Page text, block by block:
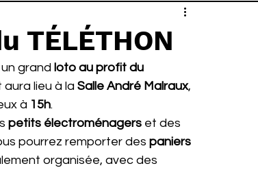
TÉLÉTHON
grand loto au profit du
aura lieu à la Salle André Malraux,
à 15h.
petits électroménagers et des
pourrez remporter des paniers
organisée, avec des